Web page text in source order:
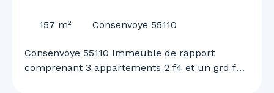
157 m² Consenvoye 55110
Consenvoye 55110 Immeuble de rapport
comprenant 3 appartements 2 f4 et un grd f2